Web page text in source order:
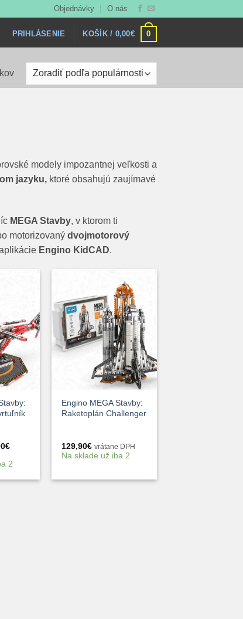
Objednávky O nás
PRIHLÁSENIE KOŠÍK / 0,00€ 0
Zoradené
podľa
modely impozantnej veľkosti a
jazyku, ktoré obsahujú zaujímavé
MEGA Stavby, v ktorom ti
motorizovaný dvojmotorový
Engino KidCAD.
€Aktuálna
je:
2
Engino MEGA Stavby:
Raketoplán Challenger
129,90€ vrátane DPH
Na sklade už iba 2